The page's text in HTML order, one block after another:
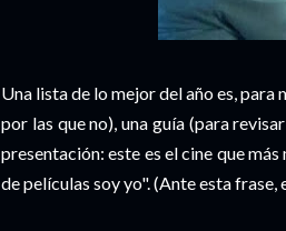
Una lista de lo mejor del año es,
por las que no), una guía (para
presentación: este es el cine que
de películas soy yo". (Ante esta